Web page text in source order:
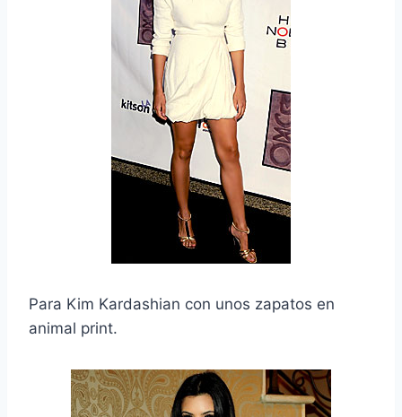
Para Kim Kardashian con unos zapatos en
animal print.